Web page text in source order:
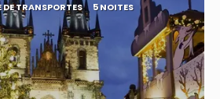
DE TRANSPORTES 5 NOITES